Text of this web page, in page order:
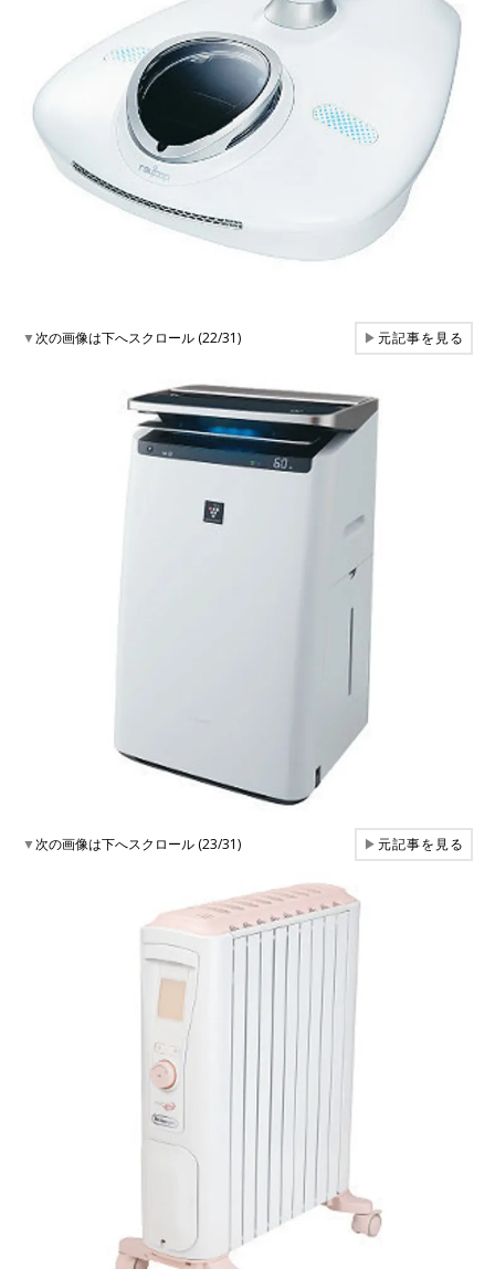
▼次の画像は下へスクロール (22/31) ▶元記事を見る
▼次の画像は下へスクロール (23/31) ▶元記事を見る